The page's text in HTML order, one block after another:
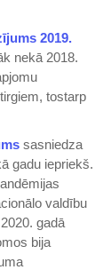
2019.
nekā 2018.
tostarp
sasniedza
gadu iepriekš.
valdību
gadā
bija